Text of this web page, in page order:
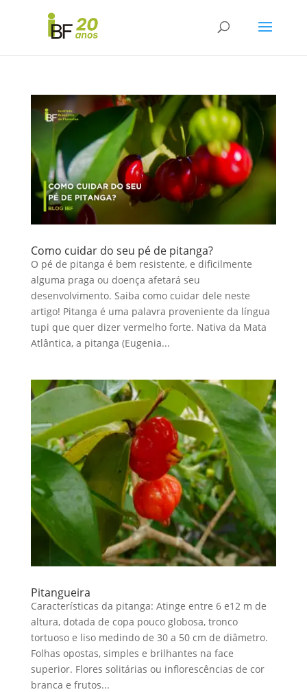
Como cuidar do seu pé de pitanga?
O pé de pitanga é bem resistente, e dificilmente
alguma praga ou doença afetará seu
desenvolvimento. Saiba como cuidar dele neste
artigo! Pitanga é uma palavra proveniente da língua
tupi que quer dizer vermelho forte. Nativa da Mata
Atlântica, a pitanga (Eugenia...
Pitangueira
Características da pitanga: Atinge entre 6 e12 m de
altura, dotada de copa pouco globosa, tronco
tortuoso e liso medindo de 30 a 50 cm de diâmetro.
Folhas opostas, simples e brilhantes na face
superior. Flores solitárias ou inflorescências de cor
branca e frutos...